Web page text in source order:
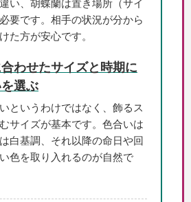
い、胡蝶蘭は置き場所（サイ
要です。相手の状況が分から
た方が安心です。
合わせたサイズと時期に
選ぶ
というわけではなく、飾るス
サイズが基本です。色合いは
白基調、それ以降の命日や回
色を取り入れるのが自然で